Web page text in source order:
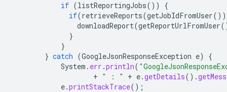
if (listReportingJobs())
{
if(retrieveReports(getJobIdFromUser
downloadReport(getReportUrlFromUser
}
}
} catch (GoogleJsonResponseException e)
{
System . err .println(
+ " : " + e.getDetails().
e.printStackTrace();